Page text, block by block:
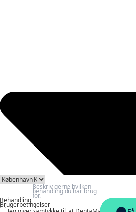
Behandling
Brugerbetingelser